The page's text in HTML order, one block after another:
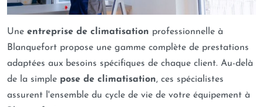
Une entreprise de climatisation professionnelle à
Blanquefort propose une gamme complète de prestations
adaptées aux besoins spécifiques de chaque client. Au-delà
de la simple pose de climatisation, ces spécialistes
assurent l'ensemble du cycle de vie de votre équipement à